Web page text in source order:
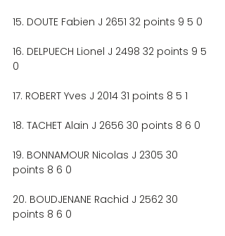
15. DOUTE Fabien J 2651 32 points 9 5 0
16. DELPUECH Lionel J 2498 32 points 9 5
0
17. ROBERT Yves J 2014 31 points 8 5 1
18. TACHET Alain J 2656 30 points 8 6 0
19. BONNAMOUR Nicolas J 2305 30
points 8 6 0
20. BOUDJENANE Rachid J 2562 30
points 8 6 0